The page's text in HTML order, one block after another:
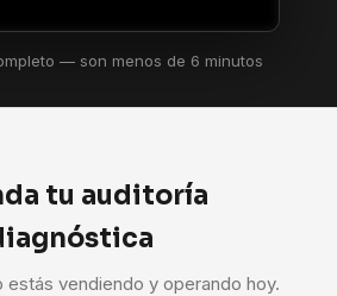
— son menos de 6 minutos
tu auditoría
estás vendiendo y operando hoy.